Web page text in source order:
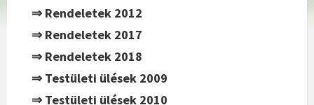
⇒ Rendeletek 2012
⇒ Rendeletek 2017
⇒ Rendeletek 2018
⇒ Testületi ülések 2009
⇒ Testületi ülések 2010